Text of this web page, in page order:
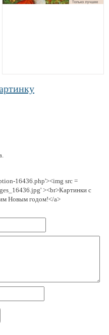
16436.php'><img src =
><br>Картинки с
Новым годом!</a>